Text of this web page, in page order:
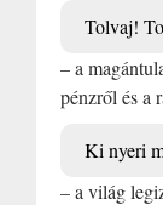
Tolvaj!
– a
pénzről és a
Ki nyeri
– a világ